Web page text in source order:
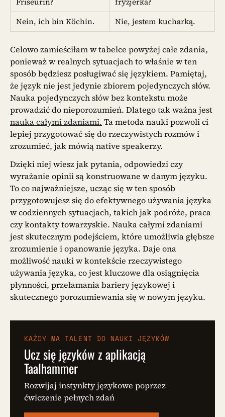
Nein, ich bin Köchin.
Nie, jestem kucharką.
Celowo zamieściłam w tabelce powyżej całe zdania,
ponieważ w realnych sytuacjach to właśnie w ten
sposób będziesz posługiwać się językiem. Pamiętaj,
że język nie jest jedynie zbiorem pojedynczych słów.
Nauka pojedynczych słów bez kontekstu może
prowadzić do nieporozumień. Dlatego tak ważna jest
nauka całymi zdaniami. Ta metoda nauki pozwoli ci
lepiej przygotować się do rzeczywistych rozmów i
zrozumieć, jak mówią native speakerzy.
Dzięki niej wiesz jak pytania, odpowiedzi czy
wyrażanie opinii są konstruowane w danym języku.
To co najważniejsze, ucząc się w ten sposób
przygotowujesz się do efektywnego używania języka
w codziennych sytuacjach, takich jak podróże, praca
czy kontakty towarzyskie. Nauka całymi zdaniami
jest skutecznym podejściem, które umożliwia głębsze
zrozumienie i opanowanie języka. Daje ona
możliwość nauki w kontekście rzeczywistego
używania języka, co jest kluczowe dla osiągnięcia
płynności, przełamania bariery językowej i
skutecznego porozumiewania się w nowym języku.
KAŻDY MA TALENT DO NAUKI JĘZYKÓW
Ucz się języków z aplikacją
Taalhammer
Rozwijaj instynkty językowe poprzez
ćwiczenie pełnych zdań